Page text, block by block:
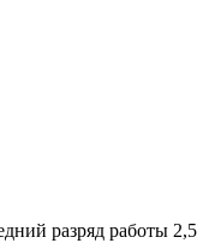
разряд работы 2,5